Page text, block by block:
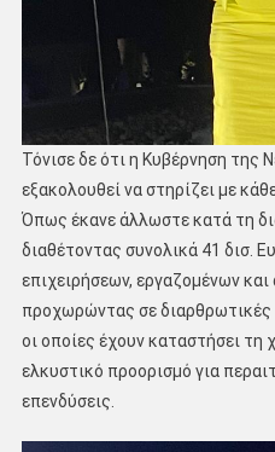
Τόνισε δε ότι η Κυβέρνηση της
εξακολουθεί να στηρίζει με
Όπως έκανε άλλωστε κατά τη
διαθέτοντας συνολικά 41 δισ.
επιχειρήσεων, εργαζομένων και
προχωρώντας σε διαρθρωτικές
οι οποίες έχουν καταστήσει τη
ελκυστικό προορισμό για
επενδύσεις.